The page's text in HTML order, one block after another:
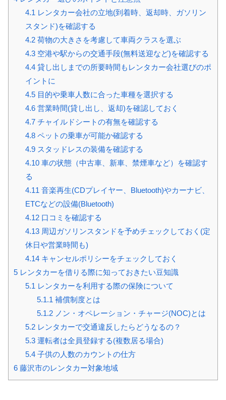
4.1 レンタカー会社の立地(到着時、返却時、ガソリン
スタンド)を確認する
4.2荷物の大きさを考慮して車両クラスを選ぶ
4.3空港や駅からの交通手段(無料送迎など)を確認する
4.4貸し出しまでの所要時間もレンタカー会社選びのポ
イントに
4.5目的や乗車人数に合った車種を選択する
4.6営業時間(貸し出し、返却)を確認しておく
4.7チャイルドシートの有無を確認する
4.8ペットの乗車が可能か確認する
4.9スタッドレスの装備を確認する
4.10車の状態（中古車、新車、禁煙車など）を確認す
る
4.11 音楽再生(CDプレイヤー、Bluetooth)やカーナビ、
ETCなどの設備(Bluetooth)
4.12口コミを確認する
4.13周辺ガソリンスタンドを予めチェックしておく(定
休日や営業時間も)
4.14キャンセルポリシーをチェックしておく
5 レンタカーを借りる際に知っておきたい豆知識
5.1 レンタカーを利用する際の保険について
5.1.1 補償制度とは
5.1.2ノン・オペレーション・チャージ(NOC)とは
5.2レンタカーで交通違反したらどうなるの？
5.3運転者は全員登録する(複数居る場合)
5.4子供の人数のカウントの仕方
6 藤沢市のレンタカー対象地域